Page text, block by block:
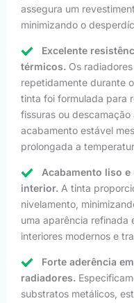
assegura um
minimizando o
Excelente
térmicos. Os
repetidamente durante
tinta foi formulada para
fissuras ou
acabamento estável
prolongada a
Acabamento liso
interior. A tinta
nivelamento,
uma aparência refinada
interiores modernos e
Forte aderência
radiadores.
substratos metálicos,